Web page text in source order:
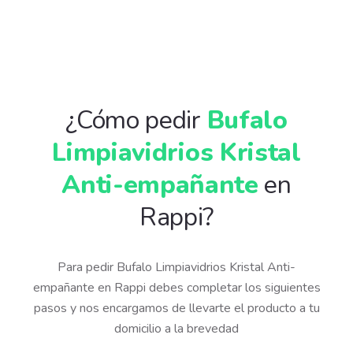
¿Cómo pedir Bufalo
Limpiavidrios Kristal
Anti-empañante en
Rappi?
Para pedir Bufalo Limpiavidrios Kristal Anti-
empañante en Rappi debes completar los siguientes
pasos y nos encargamos de llevarte el producto a tu
domicilio a la brevedad